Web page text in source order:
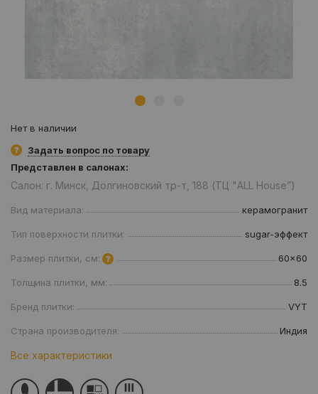
Нет в наличии
Задать вопрос по товару
Представлен в салонах:
Салон: г. Минск, Долгиновский тр-т, 188 (ТЦ "ALL House”)
Вид материала: керамогранит
Тип поверхности плитки: sugar-эффект
Размер плитки, см: 60x60
Толщина плитки, мм: 8.5
Бренд плитки: VYT
Страна производителя: Индия
Все характеристики